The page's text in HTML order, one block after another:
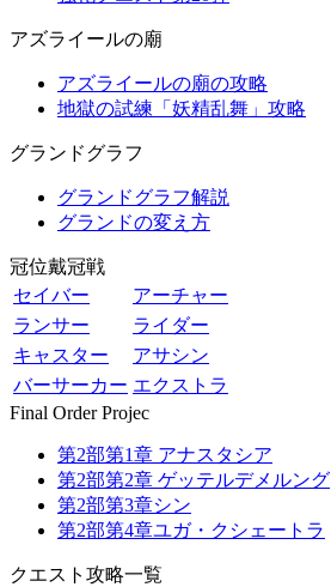
アズライールの廟
アズライールの廟の攻略
地獄の試練「妖精乱舞」攻略
グランドグラフ
グランドグラフ解説
グランドの変え方
冠位戴冠戦
セイバー
アーチャー
ランサー
ライダー
キャスター
アサシン
バーサーカー エクストラ
Final Order Projec
第2部第1章 アナスタシア
第2部第2章 ゲッテルデメルング
第2部第3章シン
第2部第4章ユガ・クシェートラ
クエスト攻略一覧